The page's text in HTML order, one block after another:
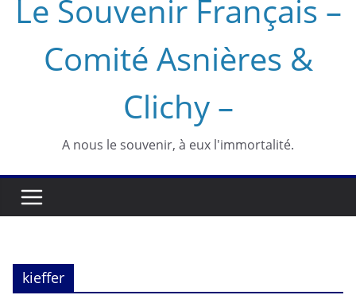
Le Souvenir Français –
Comité Asnières &
Clichy –
A nous le souvenir, à eux l'immortalité.
kieffer